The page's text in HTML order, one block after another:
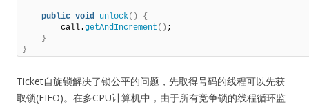
public void unlock()
{
        call.
getAndIncrement () ;
}
}
Ticket自旋锁解决了锁公平的问题，先取得号码的线程可以先获
取锁(FIFO)。在多CPU计算机中，由于所有竞争锁的线程循环监